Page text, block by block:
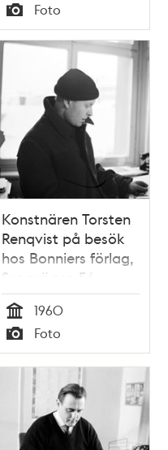
Tid
Typ
Foto
Konstnären Torsten
Renqvist på besök
hos Bonniers förlag,
Sveavägen 56
Tid
1960
Typ
Foto